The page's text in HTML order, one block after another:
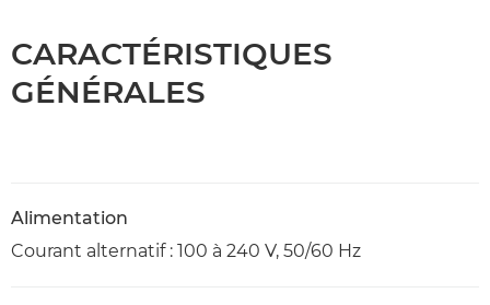
CARACTÉRISTIQUES
GÉNÉRALES
Alimentation
Courant alternatif : 100 à 240 V, 50/60 Hz